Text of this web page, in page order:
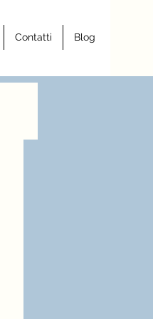
Contatti Blog